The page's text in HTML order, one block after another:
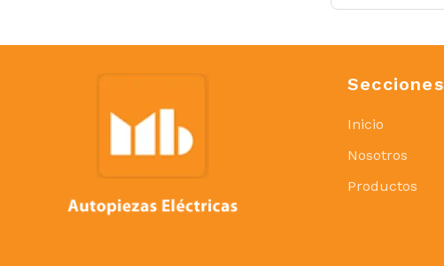
Secciones
Inicio
Nosotros
Productos